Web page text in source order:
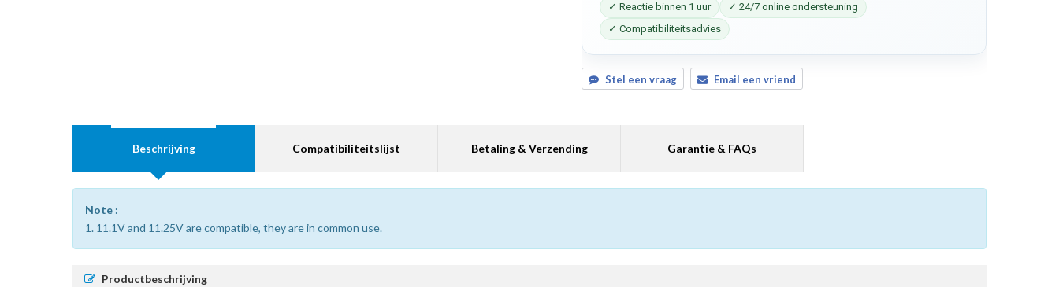
✓ Reactie binnen 1 uur
✓ 24/7 online ondersteuning
✓ Compatibiliteitsadvies
Stel een vraag Email een vriend
Beschrijving Compatibiliteitslijst Betaling & Verzending Garantie & FAQs
Note :
1. 11.1V and 11.25V are compatible, they are in common use.
Productbeschrijving